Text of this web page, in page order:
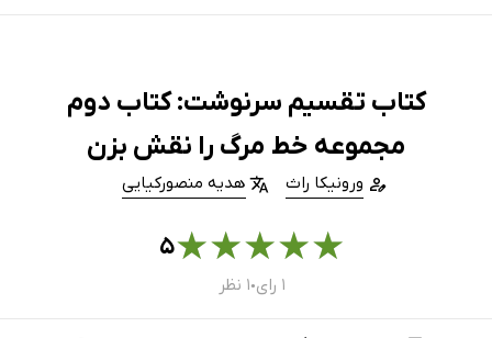
کتاب تقسیم سرنوشت: کتاب دوم
مجموعه خط مرگ را نقش بزن
ورونیکا راث هدیه منصورکیایی
★
★
★
★
★۵
۱ رای ● ۱ نظر